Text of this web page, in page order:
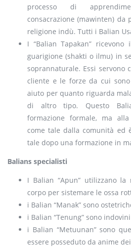
processo di
consacrazione (mawinten)
religione indù. Tutti i Balian
I “Balian Tapakan”
guarigione (shakti o ilmu) in
soprannaturale. Essi
cliente e le forze da cui
aiuto per quanto riguarda
di altro tipo. Questo
formazione formale, ma
come tale dalla comunità ed
tale dopo una formazione in
Balians specialisti
I Balian “Apun” utilizzano la
corpo per sistemare le ossa
i Balian “Manak” sono
i Balian “Tenung” sono indovini
i Balian “Metuunan” sono
essere posseduto da anime